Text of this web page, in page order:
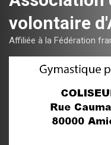
volontaire
Affiliée à la Fédération